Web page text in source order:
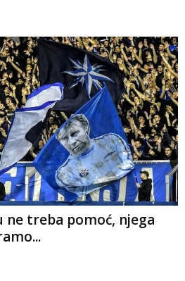
ne treba pomoć, njega